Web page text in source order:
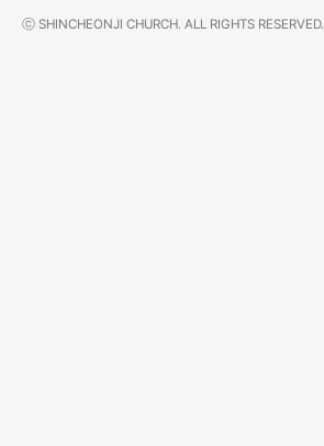
ⓒ SHINCHEONJI CHURCH. ALL RIGHTS RESERVED.